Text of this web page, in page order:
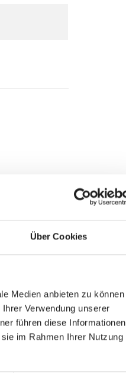
Über Cookies
Medien anbieten zu können
Verwendung unserer
führen diese Informationen
im Rahmen Ihrer Nutzung